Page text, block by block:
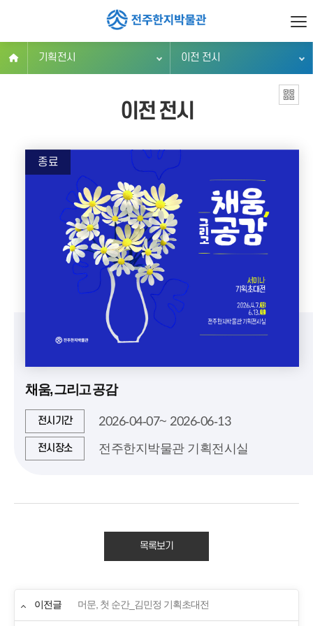
기획전시 이전 전시
이전 전시
종료
채움, 그리고 공감
전시기간 2026-04-07~ 2026-06-13
전시장소 전주한지박물관 기획전시실
목록보기
이전글 머문, 첫 순간_김민정 기획초대전